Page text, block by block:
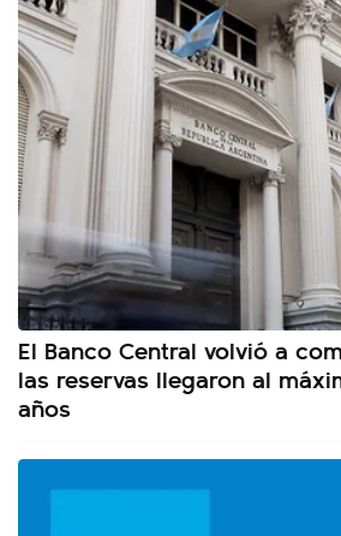
El Banco Central volvió a
las reservas llegaron al
años